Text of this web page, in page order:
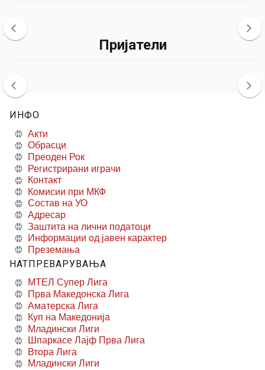
Пријатели
ИНФО
Акти
Обрасци
Преоден Рок
Регистрирани играчи
Контакт
Комисии при МКФ
Состав на УО
Адресар
Заштита на лични податоци
Информации од јавен карактер
Преземања
НАТПРЕВАРУВАЊА
МТЕЛ Супер Лига
Прва Македонска Лига
Аматерска Лига
Куп на Македонија
Младински Лиги
Шпаркасе Лајф Прва Лига
Втора Лига
Младински Лиги